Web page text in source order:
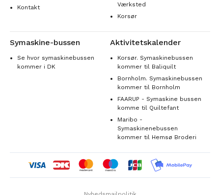
Kontakt
Værksted
Korsør
Symaskine-bussen
Se hvor symaskinebussen
kommer i DK
Aktivitetskalender
Korsør. Symaskinebussen
kommer til Baliquilt
Bornholm. Symaskinebussen
kommer til Bornholm
FAARUP - Symaskine bussen
komme til Quiltefant
Maribo -
Symaskinenebussen
kommer til Hemsø Broderi